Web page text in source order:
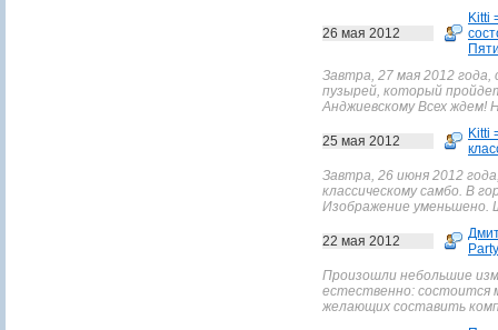
26 мая 2012
Kitti
Завтра, 27 мая 2012
пузырей, который
Анджиевскому Всех ждем!
25 мая 2012
Kitti
Завтра, 26 июня 2012
классическому самбо. В
Изображение уменьшено.
22 мая 2012
Party
Произошли небольшие
естественно: состоится
желающих составить